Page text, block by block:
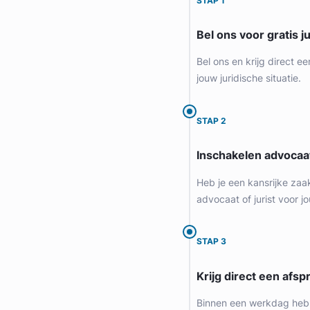
Bel ons voor gratis
Bel ons en krijg direct
jouw juridische situatie.
STAP 2
Inschakelen
Heb je een kansrijke
advocaat of jurist voor
STAP 3
Krijg direct een
Binnen een werkdag